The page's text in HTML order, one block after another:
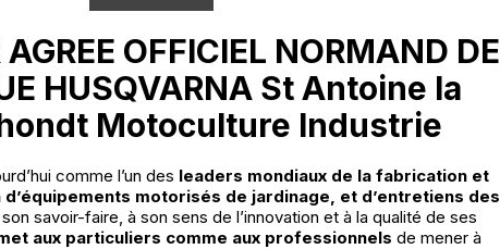
AGREE OFFICIEL NORMAND DE
HUSQVARNA St Antoine la
Motoculture Industrie
comme l’un des leaders mondiaux de la fabrication et
motorisés de jardinage, et d’entretiens des
savoir-faire, à son sens de l’innovation et à la qualité de ses
aux particuliers comme aux professionnels de mener à